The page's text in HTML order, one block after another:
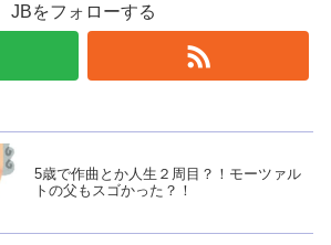
JBをフォローする
5歳で作曲とか人生２周目？！モーツァル
トの父もスゴかった？！